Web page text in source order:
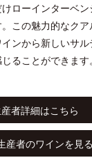
ローインターベ
この魅力的なク
ンから新しいサ
ることができます。
者詳細はこちら
産者のワインを見る